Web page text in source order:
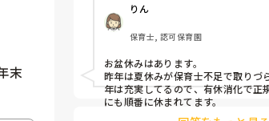
末
りん
保育士, 認可保育園
お盆休みはあります。
昨年は夏休みが保育士不足で取りづ
年は充実してるので、有休消化で正
にも順番に休まれてます。